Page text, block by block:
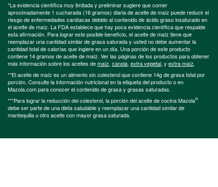
*La evidencia científica muy limitada y preliminar sugiere que comer
aproximadamente 1 cucharada (16 gramos) diaria de aceite de maíz puede reducir el
riesgo de enfermedades cardíacas debido al contenido de ácido graso insaturado en
el aceite de maíz. La FDA establece que hay poca evidencia científica que respalde
esta afirmación. Para lograr este posible beneficio, el aceite de maíz tiene que
reemplazar una cantidad similar de grasa saturada y usted no debe aumentar la
cantidad total de calorías que ingiere en un día. Una porción de este producto
contiene 14 gramos de aceite de maíz. Ver las páginas de los productos para obtener
más información sobre los aceites demaíz, canola, extra vegetal, y extra maíz.
**El aceite de maíz es un alimento sin colesterol que contiene 14g de grasa total por
porción. Consulte la información nutricional en la etiqueta del producto o en
Mazola.com para conocer el contenido de grasa y grasas saturadas.
***Para lograr la reducción del colesterol, la porción del aceite de cocina Mazola®
debe ser parte de una dieta saludable y reemplazar una cantidad similar de
mantequilla u otro aceite con mayor grasa saturada.